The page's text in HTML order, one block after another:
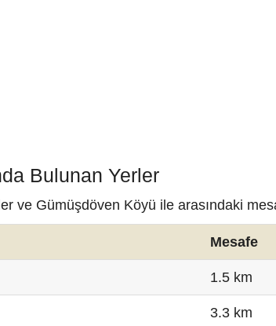
Bulunan Yerler
ve Gümüşdöven Köyü ile arasındaki
Mesafe
1.5 km
3.3 km